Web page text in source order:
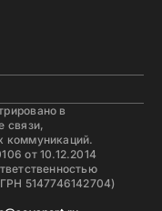
в
связи,
коммуникаций.
от 10.12.2014
5147746142704)